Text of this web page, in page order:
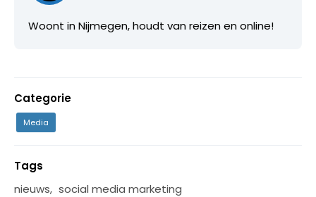
Woont in Nijmegen, houdt van reizen en online!
Categorie
Media
Tags
nieuws, social media marketing